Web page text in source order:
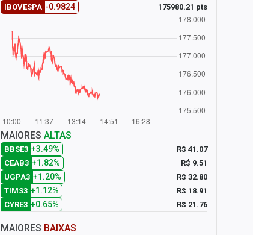
IBOVESPA -0.9824 175980.21 pts
MAIORES ALTAS
BBSE3 +3.49%
R$ 41.07
CEAB3 +1.82%
R$ 9.51
UGPA3 +1.20%
R$ 32.80
TIMS3 +1.12%
R$ 18.91
CYRE3 +0.65% R$ 21.76
MAIORES BAIXAS